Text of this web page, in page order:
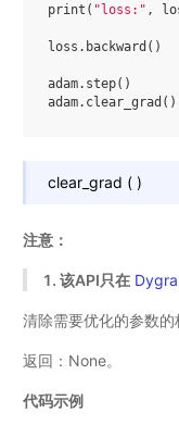
print ( "loss:" ,
loss . backward ()
adam. step()
adam. clear_grad ()
clear_grad ( )
注意：
1. 该API只在
清除需要优化的参数的
返回：None。
代码示例